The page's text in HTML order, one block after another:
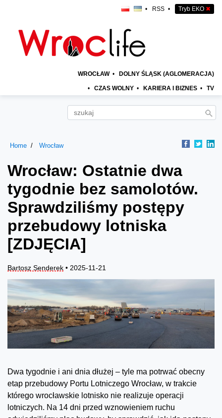
• RSS • Tryb EKO ✖
WROCŁAW • DOLNY ŚLĄSK (AGLOMERACJA)
• CZAS WOLNY • KARIERA I BIZNES • TV
Home Wrocław
Wrocław: Ostatnie dwa
tygodnie bez samolotów.
Sprawdziliśmy postępy
przebudowy lotniska
[ZDJĘCIA]
Bartosz Senderek • 2025-11-21
Dwa tygodnie i ani dnia dłużej – tyle ma potrwać obecny
etap przebudowy Portu Lotniczego Wrocław, w trakcie
którego wrocławskie lotnisko nie realizuje operacji
lotniczych. Na 14 dni przed wznowieniem ruchu